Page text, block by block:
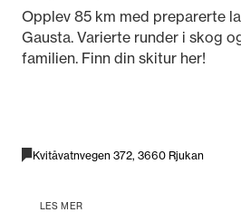
Opplev 85 km med preparerte
Gausta. Varierte runder i skog
familien. Finn din skitur her!
Kvitåvatnvegen 372, 3660 Rjukan
LES MER